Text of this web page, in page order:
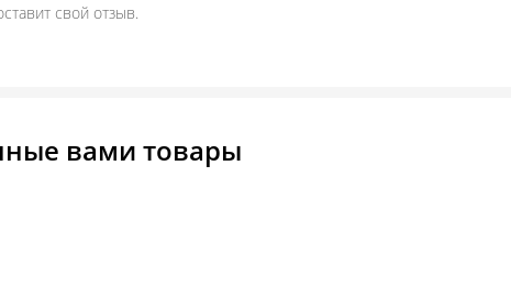
свой отзыв.
вами товары